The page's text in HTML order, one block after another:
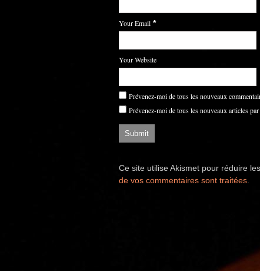
Your Email *
Your Website
Prévenez-moi de tous les nouveaux
Prévenez-moi de tous les nouveaux articles
Ce site utilise Akismet pour réduire
de vos commentaires sont traitées